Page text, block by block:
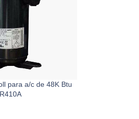
para a/c de 48K Btu
R410A